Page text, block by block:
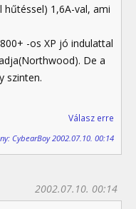
hűtéssel) 1,6A-val, ami
-os XP jó indulattal
De a
szinten.
Válasz erre
CybearBoy 2002.07.10. 00:14
2002.07.10. 00:14